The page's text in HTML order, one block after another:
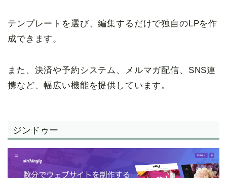
テンプレートを選び、編集するだけで独自のLPを作
成できます。
また、決済や予約システム、メルマガ配信、SNS連
携など、幅広い機能を提供しています。
ジンドゥー